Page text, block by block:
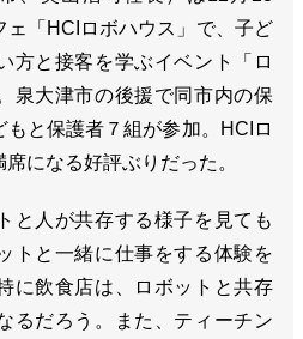
ェ「HCIロボハウス」で、子ど
方と接客を学ぶイベント「ロ
泉大津市の後援で同市内の保
と保護者７組が参加。HCIロ
になる好評ぶりだった。
と人が共存する様子を見ても
トと一緒に仕事をする体験を
に飲食店は、ロボットと共存
るだろう。また、ティーチン